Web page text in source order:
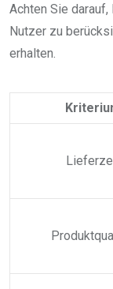
Achten Sie
Nutzer zu
erhalten.